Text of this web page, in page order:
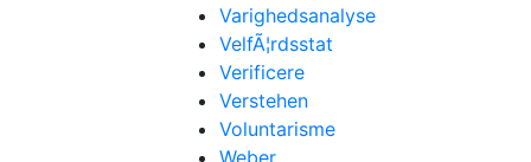
Varighedsanalyse
VelfÃ¦rdsstat
Verificere
Verstehen
Voluntarisme
Weber